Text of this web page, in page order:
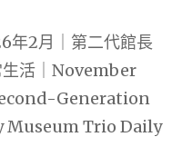
年2月｜第二代館長
生活｜November
Generation
Museum Trio Daily